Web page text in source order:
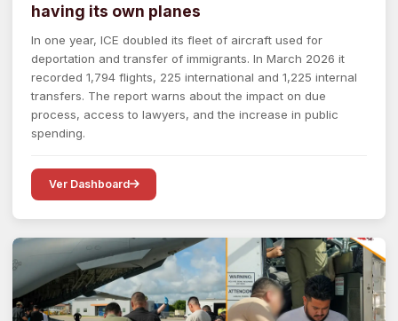
having its own planes
In one year, ICE doubled its fleet of aircraft used for
deportation and transfer of immigrants. In March 2026 it
recorded 1,794 flights, 225 international and 1,225 internal
transfers. The report warns about the impact on due
process, access to lawyers, and the increase in public
spending.
Ver Dashboard